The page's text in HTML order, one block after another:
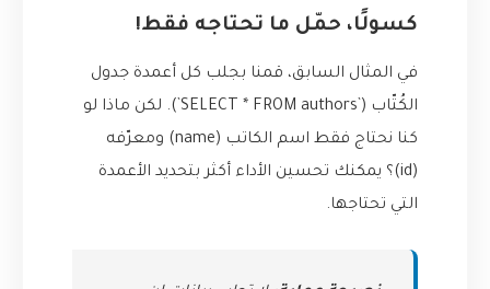
كسولًا، حمّل ما تحتاجه فقط!
في المثال السابق، قمنا بجلب كل أعمدة جدول
الكُتّاب (`SELECT * FROM authors`). لكن ماذا لو
كنا نحتاج فقط اسم الكاتب (name) ومعرّفه
(id)؟ يمكنك تحسين الأداء أكثر بتحديد الأعمدة
التي تحتاجها.